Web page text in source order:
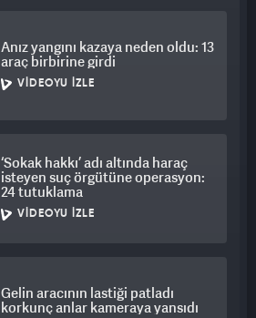
Anız yangını kazaya neden oldu: 13
araç birbirine girdi
VIDEOYU İZLE
‘Sokak hakkı’ adı altında haraç
isteyen suç örgütüne operasyon:
24 tutuklama
VIDEOYU İZLE
Gelin aracının lastiği patladı
korkunç anlar kameraya yansıdı